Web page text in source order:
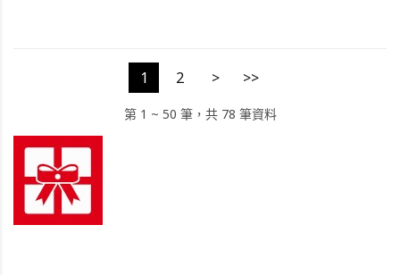
1 2 > >>
第 1 ~ 50 筆，共 78 筆資料